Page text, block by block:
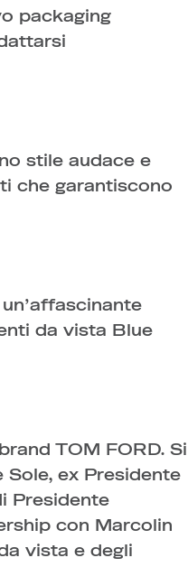
packaging
stile audace e
che garantiscono
da vista Blue
TOM FORD. Si
Sole, ex Presidente
Presidente
con Marcolin
vista e degli